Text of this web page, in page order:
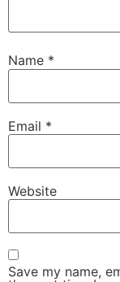
Name *
Email *
Website
Save my name,